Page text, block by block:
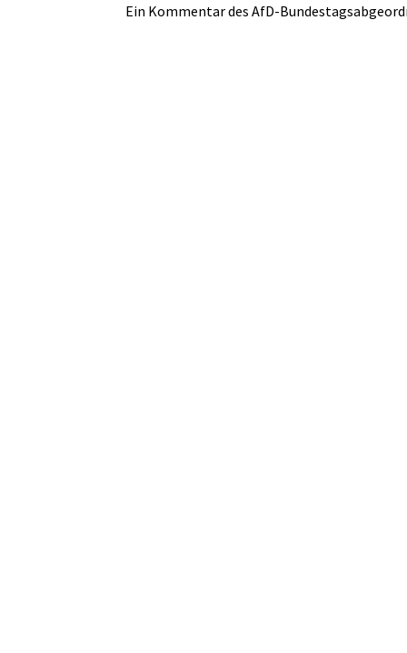
Ein Kommentar des AfD-